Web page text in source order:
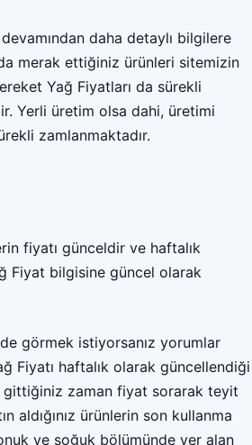
daha detaylı bilgilere
merak ettiğiniz ürünleri sitemizin
Yağ Fiyatları da sürekli
Yerli üretim olsa dahi, üretimi
zamlanmaktadır.
fiyatı günceldir ve haftalık
Fiyat bilgisine güncel olarak
görmek istiyorsanız yorumlar
Fiyatı haftalık olarak güncellendiği
gittiğiniz zaman fiyat sorarak teyit
aldığınız ürünlerin son kullanma
ve soğuk bölümünde yer alan